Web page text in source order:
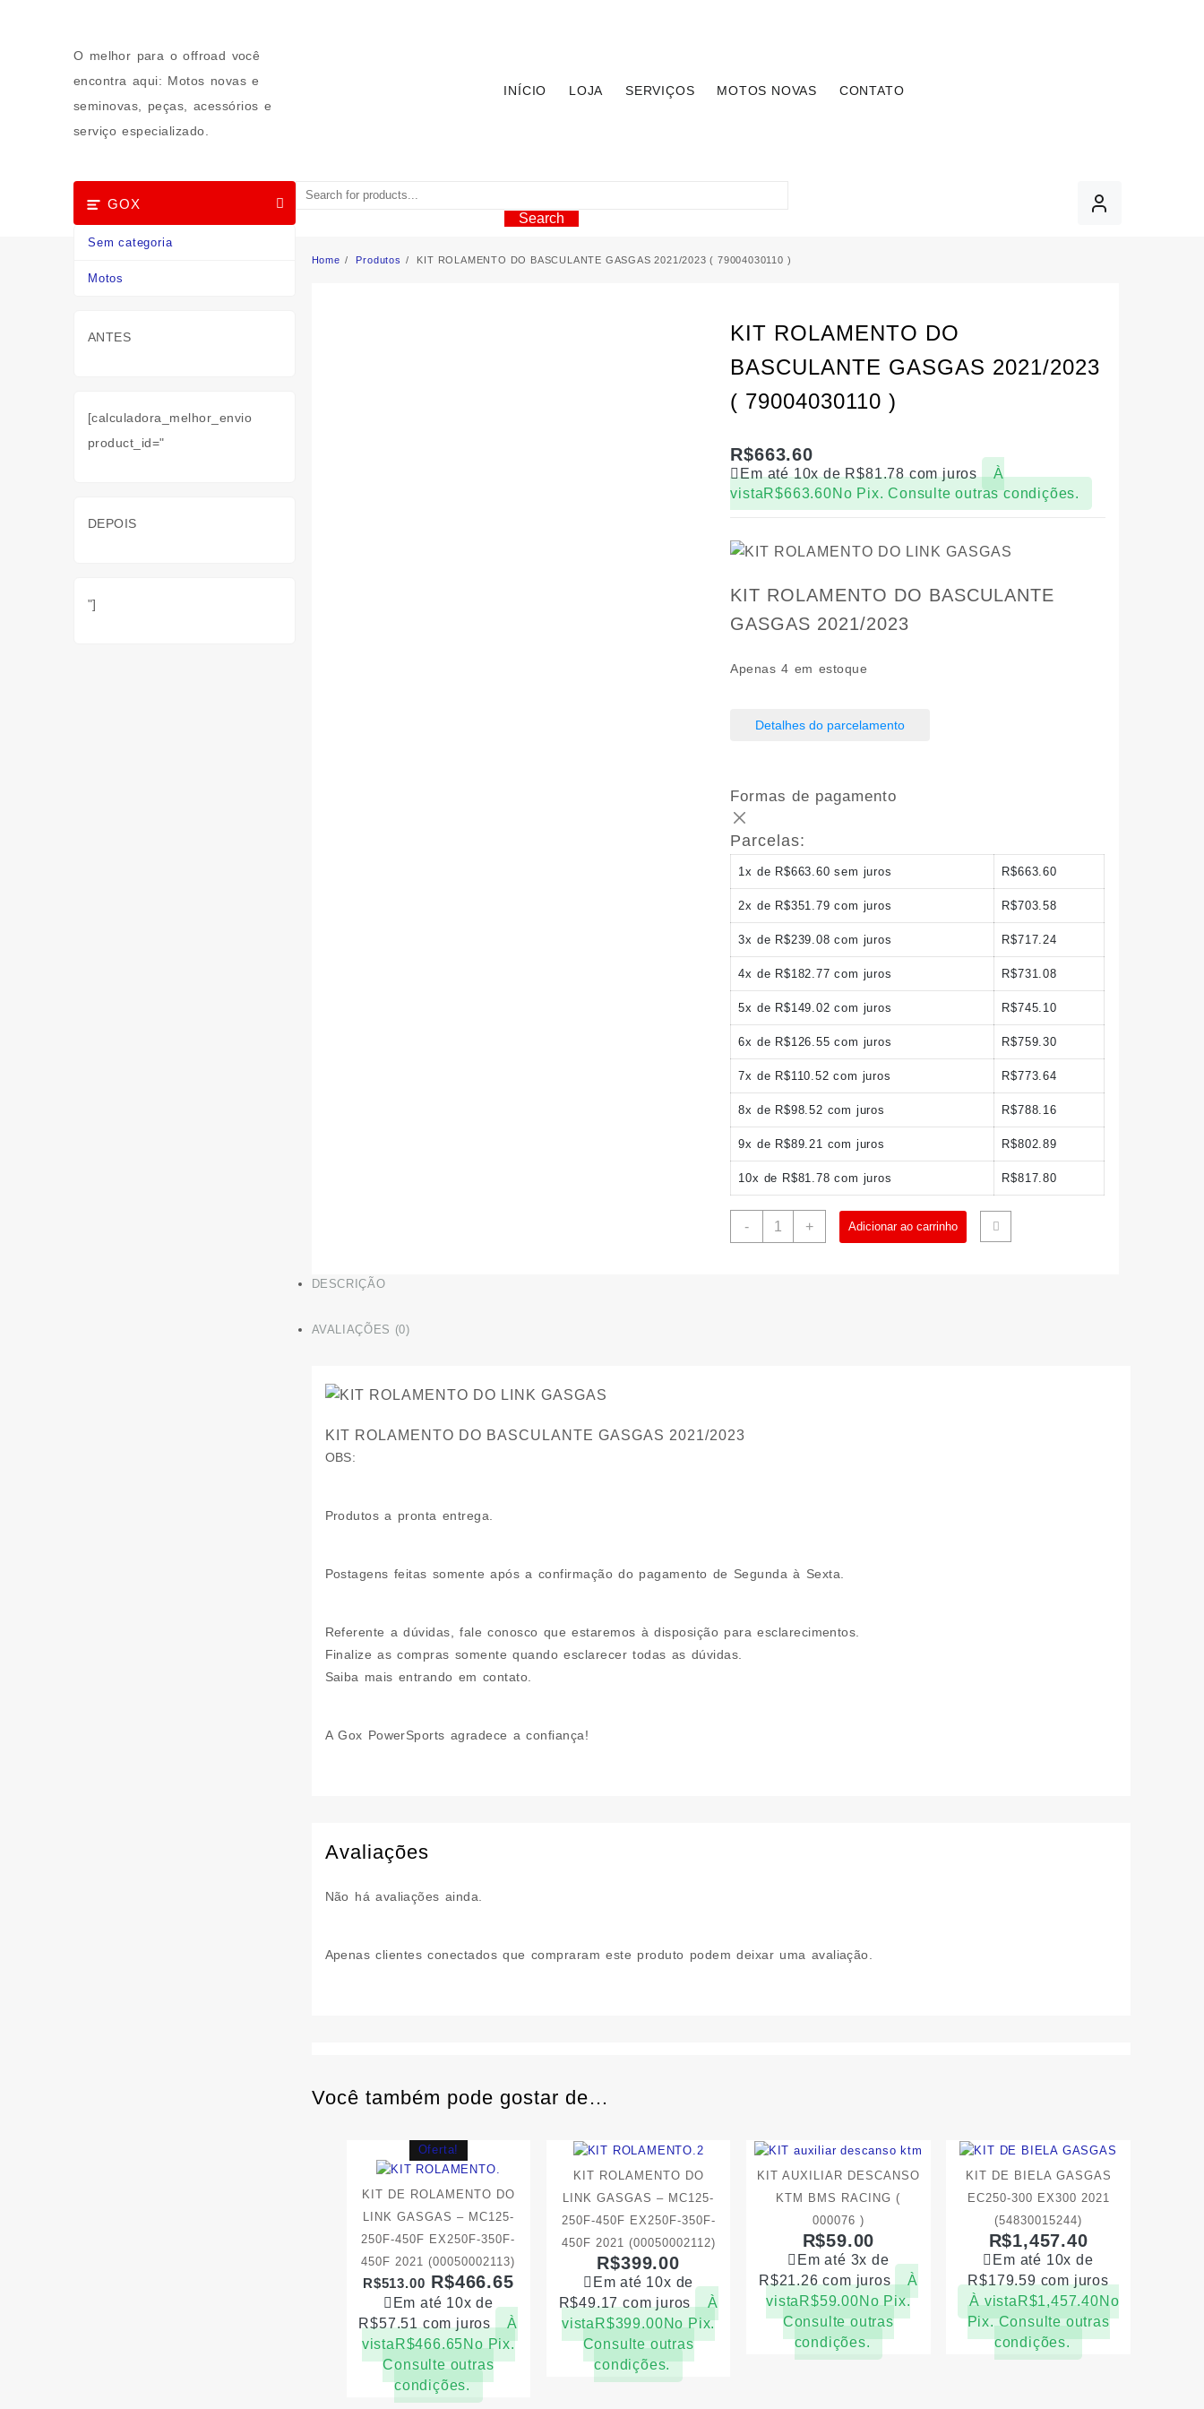
O melhor para o offroad você
encontra aqui: Motos novas e
seminovas, peças, acessórios e
serviço especializado.
INÍCIO LOJA SERVIÇOS MOTOS NOVAS CONTATO
GOX
Sem categoria
Motos
Search
Home Produtos KIT ROLAMENTO DO BASCULANTE GASGAS 2021/2023 ( 79004030110 )
KIT ROLAMENTO DO
BASCULANTE GASGAS 2021/2023
( 79004030110 )
R$663.60
Em até 10x deR$81.78com juros
À
vistaR$663.60No Pix. Consulte outras condições.
KIT ROLAMENTO DO BASCULANTE
GASGAS 2021/2023
Apenas 4 em estoque
Detalhes do parcelamento
Formas de pagamento
Parcelas:
1x de R$663.60 sem juros R$663.60
2x de R$351.79 com juros R$703.58
3x de R$239.08 com juros R$717.24
4x de R$182.77 com juros R$731.08
5x de R$149.02 com juros R$745.10
6x de R$126.55 com juros R$759.30
7x de R$110.52 com juros R$773.64
8x de R$98.52 com juros R$788.16
9x de R$89.21 com juros R$802.89
10x de R$81.78 com juros R$817.80
-
KIT
ROLAMENTO
+ Adicionar ao carrinho
DESCRIÇÃO
AVALIAÇÕES (0)
KIT ROLAMENTO DO BASCULANTE GASGAS 2021/2023
OBS:
Produtos a pronta entrega.
Postagens feitas somente após a confirmação do pagamento de Segunda à Sexta.
Referente a dúvidas, fale conosco que estaremos à disposição para esclarecimentos.
Finalize as compras somente quando esclarecer todas as dúvidas.
Saiba mais entrando em contato.
A Gox PowerSports agradece a confiança!
Avaliações
Não há avaliações ainda.
Apenas clientes conectados que compraram este produto podem deixar uma avaliação.
Você também pode gostar de…
Oferta!
KIT DE ROLAMENTO DO
LINK GASGAS – MC125-
250F-450F EX250F-350F-
450F 2021 (00050002113)
R$513.00 R$466.65
Em até 10x de
R$57.51 com juros
À
vista R$466.65No Pix.
Consulte outras
condições.
KIT ROLAMENTO DO
LINK GASGAS – MC125-
250F-450F EX250F-350F-
450F 2021 (00050002112)
R$399.00
Em até 10x de
R$49.17 com juros
À
vista R$399.00No Pix.
Consulte outras
condições.
KIT AUXILIAR DESCANSO
KTM BMS RACING (
000076 )
R$59.00
Em até 3x de
R$21.26 com juros
À
vista R$59.00No Pix.
Consulte outras
condições.
KIT DE BIELA GASGAS
EC250-300 EX300 2021
(54830015244)
R$1,457.40
Em até 10x de
R$179.59 com juros
À vista R$1,457.40No
Pix. Consulte outras
condições.
ANTES
[calculadora_melhor_envio
product_id="
DEPOIS
"]